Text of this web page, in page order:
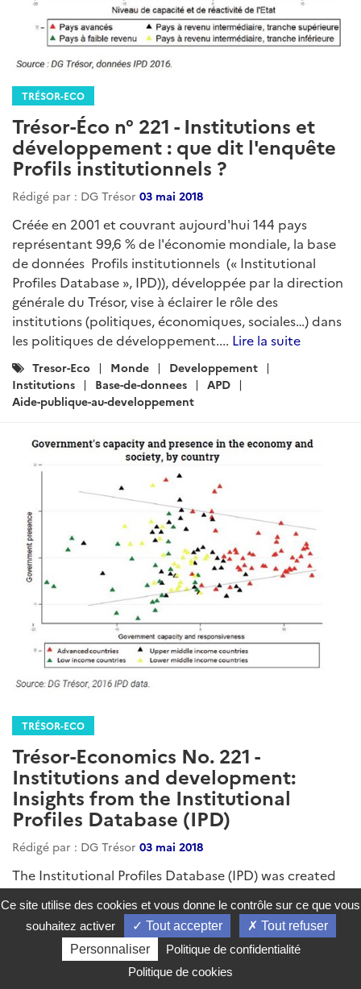
TRÉSOR-ECO
Trésor-Éco n° 221 - Institutions et
développement : que dit l'enquête
Profils institutionnels ?
Rédigé par : DG Trésor 03 mai 2018
Créée en 2001 et couvrant aujourd'hui 144 pays
représentant 99,6 % de l'économie mondiale, la base
de données Profils institutionnels (« Institutional
Profiles Database », IPD)), développée par la direction
générale du Trésor, vise à éclairer le rôle des
institutions (politiques, économiques, sociales…) dans
les politiques de développement.... Lire la suite
Catégories
:
Tresor-Eco Monde
Developpement
Institutions
Base-de-donnees
APD
Aide-publique-au-developpement
TRÉSOR-ECO
Trésor-Economics No. 221 -
Institutions and development:
Insights from the Institutional
Profiles Database (IPD)
Rédigé par : DG Trésor 03 mai 2018
The Institutional Profiles Database (IPD) was created
in 2001 and now covers 144 countries that account for
99.6% of the world economy. Developed by the
Directorate General of the Treasury, the IPD's goal is to
shed light on the role played by institutions (political,
economic, social, etc.) in development policies. It
Ce site utilise des cookies et vous donne le contrôle sur ce que vous
souhaitez activer
Tout accepter
Tout refuser
Personnaliser
Politique de confidentialité
Politique de cookies